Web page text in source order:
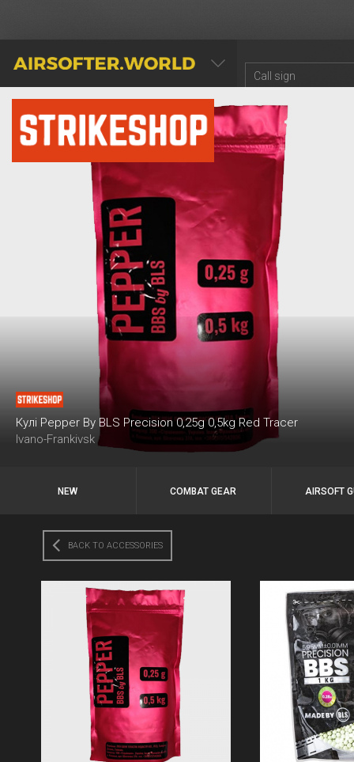
AIRSOFTER.WORLD
Кулі Pepper By BLS Precision 0,25g 0,5kg Red Tracer
Ivano-Frankivsk
NEW COMBAT GEAR AIRSOFT
BACK TO ACCESSORIES